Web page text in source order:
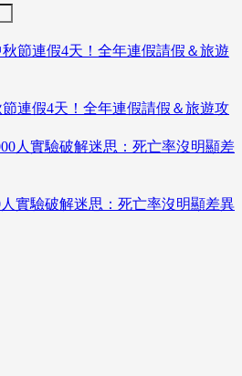
節連假4天！全年連假請假＆旅遊攻
實驗破解迷思：死亡率沒明顯差異